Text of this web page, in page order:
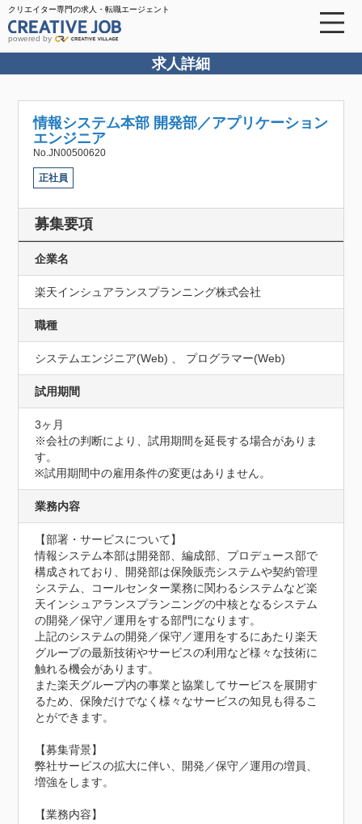
クリエイター専門の求人・転職エージェント
powered by
求人詳細
情報システム本部 開発部／アプリケーション
エンジニア
No.JN00500620
正社員
募集要項
企業名
楽天インシュアランスプランニング株式会社
職種
システムエンジニア(Web) 、 プログラマー(Web)
試用期間
3ヶ月
※会社の判断により、試用期間を延長する場合がありま
す。
※試用期間中の雇用条件の変更はありません。
業務内容
【部署・サービスについて】
情報システム本部は開発部、編成部、プロデュース部で
構成されており、開発部は保険販売システムや契約管理
システム、コールセンター業務に関わるシステムなど楽
天インシュアランスプランニングの中核となるシステム
の開発／保守／運用をする部門になります。
上記のシステムの開発／保守／運用をするにあたり楽天
グループの最新技術やサービスの利用など様々な技術に
触れる機会があります。
また楽天グループ内の事業と協業してサービスを展開す
るため、保険だけでなく様々なサービスの知見も得るこ
とができます。
【募集背景】
弊社サービスの拡大に伴い、開発／保守／運用の増員、
増強をします。
【業務内容】